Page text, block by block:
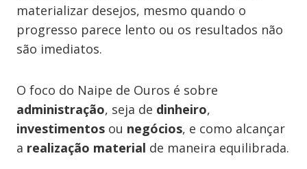
materializar desejos, mesmo quando o
progresso parece lento ou os resultados não
são imediatos.
O foco do Naipe de Ouros é sobre
administração, seja de dinheiro,
investimentos ou negócios, e como alcançar
a realização material de maneira equilibrada.